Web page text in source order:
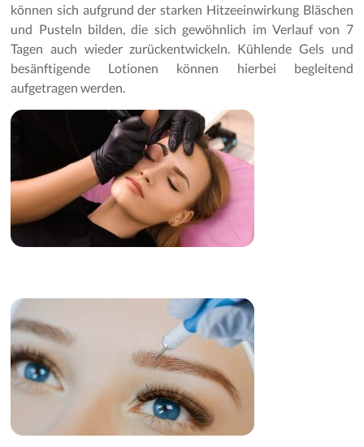
können sich aufgrund der starken Hitzeeinwirkung Bläschen
und Pusteln bilden, die sich gewöhnlich im Verlauf von 7
Tagen auch wieder zurückentwickeln. Kühlende Gels und
besänftigende Lotionen können hierbei begleitend
aufgetragen werden.